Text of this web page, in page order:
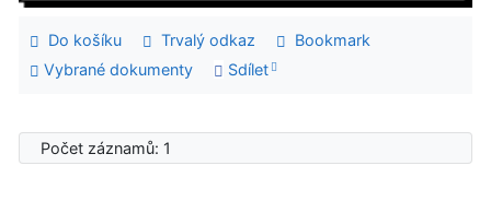
Do košíku Trvalý odkaz
Bookmark
Vybrané dokumenty
Sdílet
Počet záznamů: 1